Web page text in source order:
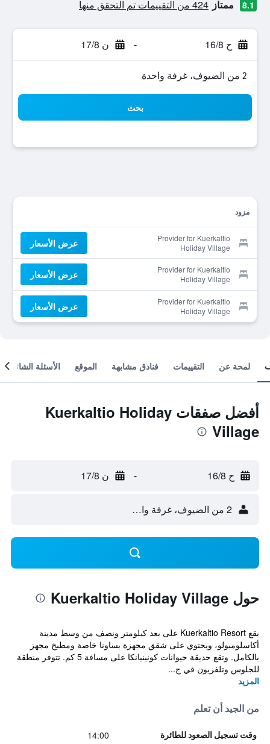
8.1 ممتاز 424 من التقييمات تم التحقق منها
ح 16/8 - ن 17/8
2 من الضيوف، غرفة واحدة
بحث
مزود
Provider for Kuerkaltio
Holiday Village
عرض الأسعار
Provider for Kuerkaltio
Holiday Village
عرض الأسعار
Provider for Kuerkaltio
Holiday Village
عرض الأسعار
لمحة عن التقييمات فنادق مشابهة الموقع الأسئلة الشائعة
أفضل صفقات Kuerkaltio Holiday
Village
ح 16/8 - ن 17/8
2 من الضيوف، غرفة واحدة
حول Kuerkaltio Holiday Village
يقع Kuerkaltio Resort على بعد كيلومتر ونصف من وسط مدينة
أكاسلومبولو، ويحتوي على شقق مجهزة بساونا خاصة ومطبخ مجهز
بالكامل. وتقع حديقة حيوانات كونينيانكا على مسافة 5 كم. تتوفر منطقة
للجلوس وتلفزيون في ج...
المزيد
من الجيد أن تعلم
وقت تسجيل الصعود للطائرة 14:00